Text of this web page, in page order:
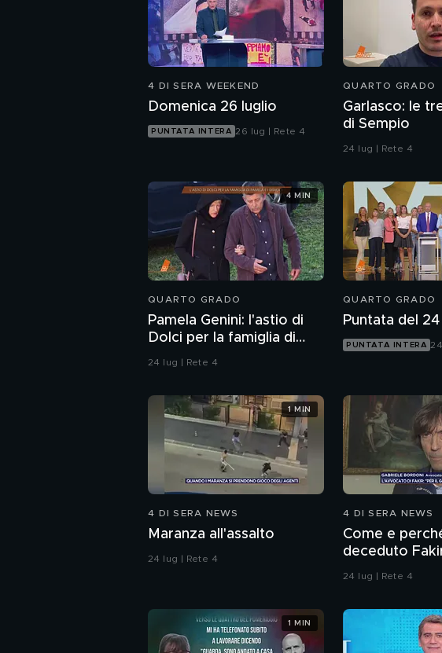
4 DI SERA WEEKEND
Domenica 26 luglio
PUNTATA INTERA 26 lug | Rete 4
QUARTO GRADO
Garlasco: le
di Sempio
24 lug | Rete 4
QUARTO GRADO
Pamela Genini: l'astio di
Dolci per la famiglia di
Pamela
24 lug | Rete 4
4 MIN
QUARTO GRADO
Puntata del
PUNTATA INTERA
4 DI SERA NEWS
Maranza all'assalto
24 lug | Rete 4
1 MIN
4 DI SERA NEWS
Come e
deceduto
Abderrahim?
24 lug | Rete 4
1 MIN